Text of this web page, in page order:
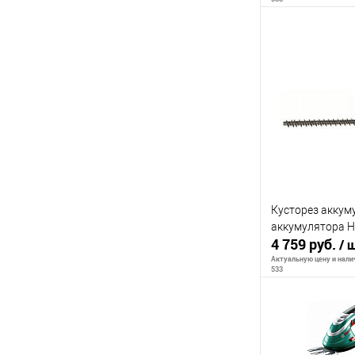
В избранное
Кусторез
аккумулятора
4 759 руб. /
Актуальную цену и
533
В